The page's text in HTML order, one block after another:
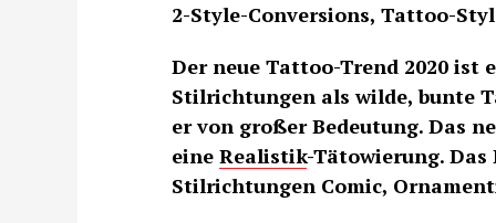
2-Style-Conversions, Tattoo-
Der neue Tattoo-Trend 2020 ist
Stilrichtungen als wilde, bunte
er von großer Bedeutung. Das
eine Realistik-Tätowierung.
Stilrichtungen Comic,